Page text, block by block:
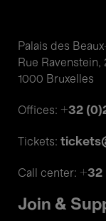
Palais des
Rue Ravenstein,
1000 Bruxelles
Offices: +32
Tickets:
Call center: +32
Join &